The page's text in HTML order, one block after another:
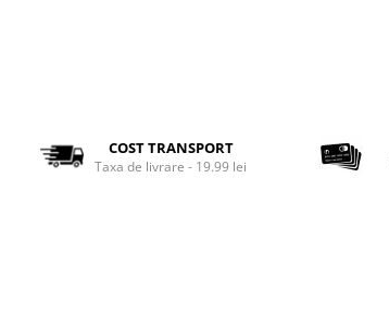
COST TRANSPORT
Taxa de livrare - 19.99 lei